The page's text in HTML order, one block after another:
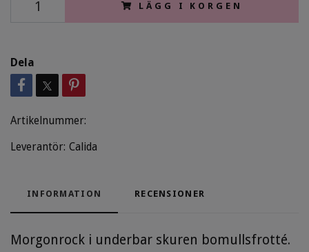
LÄGG I KORGEN
Dela
Artikelnummer:
Leverantör: Calida
INFORMATION RECENSIONER
Morgonrock i underbar skuren bomullsfrotté.